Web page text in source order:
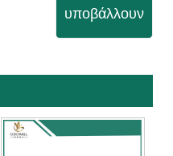
υποβάλλουν